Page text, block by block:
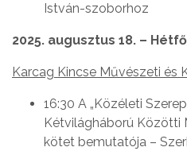
István-szoborhoz
2025. augusztus 18. – Hétfő
Karcag Kincse Művészeti és
16:30 A „Közéleti
Kétvilágháború Közötti
kötet bemutatója –